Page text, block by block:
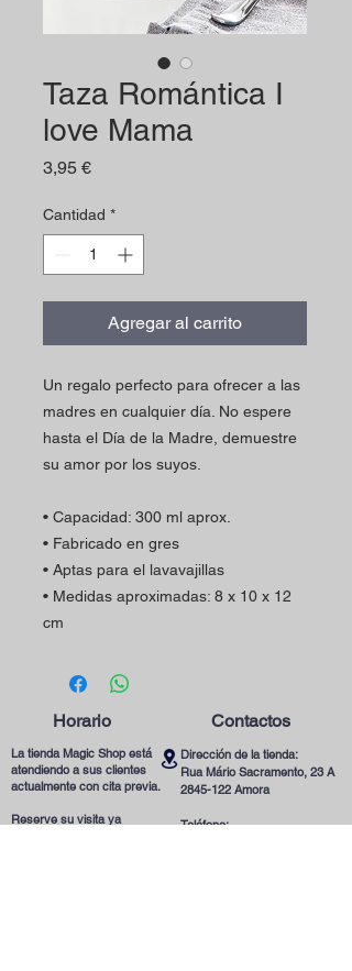
Taza Romántica I
love Mama
3,95 €Precio
Cantidad *
Agregar al carrito
Un regalo perfecto para ofrecer a las
madres en cualquier día. No espere
hasta el Día de la Madre, demuestre
su amor por los suyos.
• Capacidad: 300 ml aprox.
• Fabricado en gres
• Aptas para el lavavajillas
• Medidas aproximadas: 8 x 10 x 12
cm
Horario
La tienda Magic Shop está
atendiendo a sus clientes
actualmente con cita previa.
Reserve su visita ya
Contactos
Dirección de la tienda:
Rua Mário Sacramento, 23 A
2845-122 Amora
Teléfono: